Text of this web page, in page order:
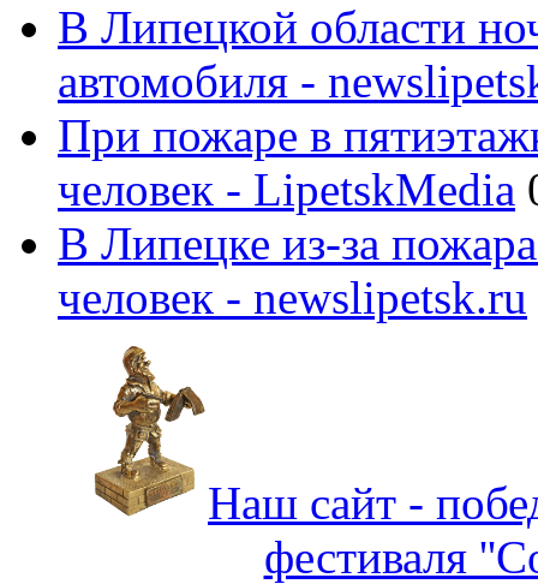
В Липецкой области
автомобиля -
При пожаре в
человек - LipetskMedia
В Липецке из-за
человек - newslipetsk.ru
Наш сайт -
фестиваля